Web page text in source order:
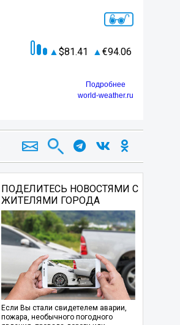
81.41 94.06
Подробнее
world-weather.ru
ПОДЕЛИТЕСЬ НОВОСТЯМИ С
ЖИТЕЛЯМИ ГОРОДА
Если Вы стали свидетелем аварии,
пожара, необычного погодного